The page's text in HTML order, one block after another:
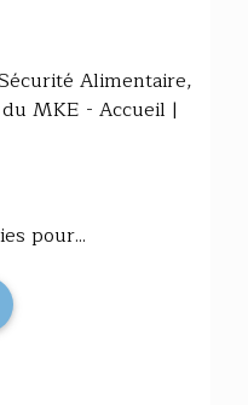
Alimentaire,
MKE - Accueil |
pour...